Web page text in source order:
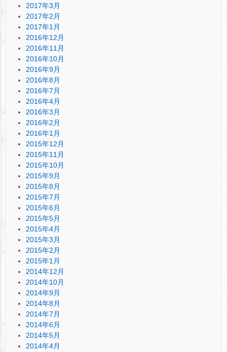
2017年3月
2017年2月
2017年1月
2016年12月
2016年11月
2016年10月
2016年9月
2016年8月
2016年7月
2016年4月
2016年3月
2016年2月
2016年1月
2015年12月
2015年11月
2015年10月
2015年9月
2015年8月
2015年7月
2015年6月
2015年5月
2015年4月
2015年3月
2015年2月
2015年1月
2014年12月
2014年10月
2014年9月
2014年8月
2014年7月
2014年6月
2014年5月
2014年4月